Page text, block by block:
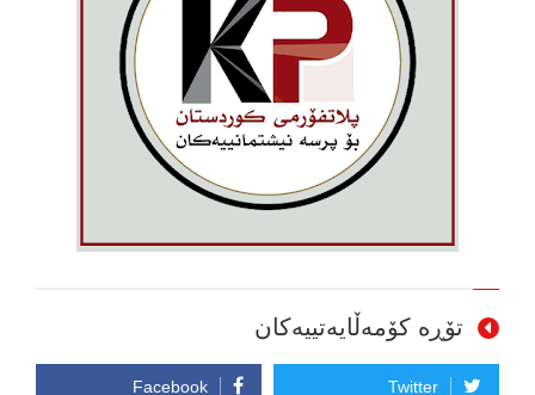
تۆڕە کۆمەڵایەتییەکان